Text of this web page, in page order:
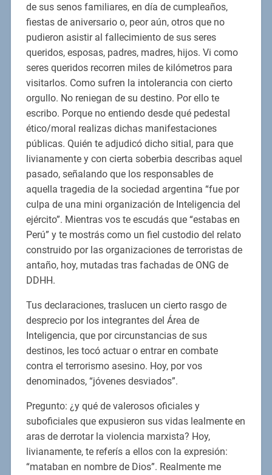
de sus senos familiares, en día de cumpleaños,
fiestas de aniversario o, peor aún, otros que no
pudieron asistir al fallecimiento de sus seres
queridos, esposas, padres, madres, hijos. Vi como
seres queridos recorren miles de kilómetros para
visitarlos. Como sufren la intolerancia con cierto
orgullo. No reniegan de su destino. Por ello te
escribo. Porque no entiendo desde qué pedestal
ético/moral realizas dichas manifestaciones
públicas. Quién te adjudicó dicho sitial, para que
livianamente y con cierta soberbia describas aquel
pasado, señalando que los responsables de
aquella tragedia de la sociedad argentina “fue por
culpa de una mini organización de Inteligencia del
ejército”. Mientras vos te escudás que “estabas en
Perú” y te mostrás como un fiel custodio del relato
construido por las organizaciones de terroristas de
antaño, hoy, mutadas tras fachadas de ONG de
DDHH.
Tus declaraciones, traslucen un cierto rasgo de
desprecio por los integrantes del Área de
Inteligencia, que por circunstancias de sus
destinos, les tocó actuar o entrar en combate
contra el terrorismo asesino. Hoy, por vos
denominados, “jóvenes desviados”.
Pregunto: ¿y qué de valerosos oficiales y
suboficiales que expusieron sus vidas lealmente en
aras de derrotar la violencia marxista? Hoy,
livianamente, te referís a ellos con la expresión:
“mataban en nombre de Dios”. Realmente me